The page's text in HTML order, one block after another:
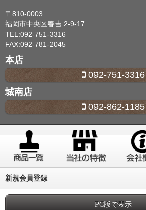
〒810-0003
福岡市中央区春吉 2-9-17
TEL:092-751-3316
FAX:092-781-2045
本店
092-751-3316
城南店
092-862-1185
新規会員登録
PC版で表示